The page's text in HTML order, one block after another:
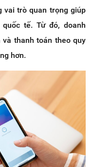
vai trò quan trọng giúp
tế. Từ đó, doanh
thanh toán theo quy
hơn.